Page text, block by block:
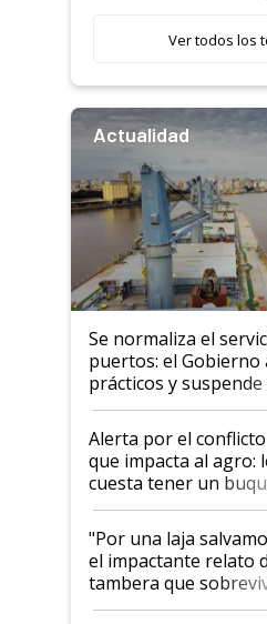
Ver todos los
Actualidad
Se normaliza el
puertos: el Gobierno
prácticos y suspende
desregulación
Alerta por el
que impacta al agro:
cuesta tener un
y el peligro de que
pase a ser "país sucio"
"Por una laja
el impactante relato
tambera que
tornado